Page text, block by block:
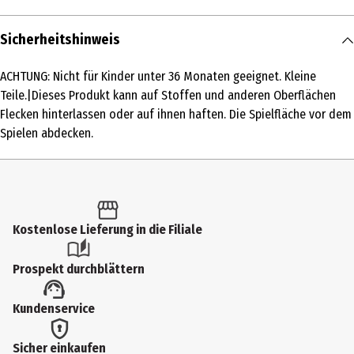
Inhalt
Produkttyp
Spielsets
Altersempfehlung ab
Mattel Europa B.V.
Herstelleradresse
Gondel 1, 1186 MJ Amstelveen, Niederlande
Sicherheitshinweis
ACHTUNG: Nicht für Kinder unter 36 Monaten geeignet. Kleine
Teile.|Dieses Produkt kann auf Stoffen und anderen Oberflächen
Flecken hinterlassen oder auf ihnen haften. Die Spielfläche vor dem
Spielen abdecken.
Kostenlose Lieferung in die Filiale
Prospekt durchblättern
Kundenservice
Sicher einkaufen